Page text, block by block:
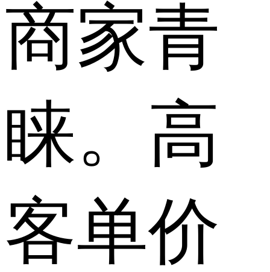
商家青
睐。高
客单价